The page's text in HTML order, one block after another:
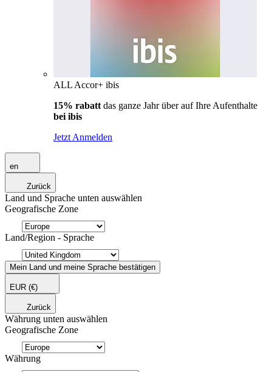
ALL Accor+ ibis
15% rabatt das ganze Jahr über auf Ihre Aufenthalte
bei ibis
Jetzt Anmelden
en
Zurück
Land und Sprache unten auswählen
Geografische Zone
Land/Region - Sprache
Mein Land und meine Sprache bestätigen
EUR (€)
Zurück
Währung unten auswählen
Geografische Zone
Währung